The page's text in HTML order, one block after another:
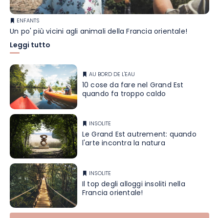
ENFANTS
Un po' più vicini agli animali della Francia orientale!
Leggi tutto
AU BORD DE L'EAU
10 cose da fare nel Grand Est
quando fa troppo caldo
INSOLITE
Le Grand Est autrement: quando
l'arte incontra la natura
INSOLITE
Il top degli alloggi insoliti nella
Francia orientale!